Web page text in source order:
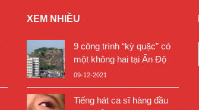
XEM NHIỀU
9 công trình “kỳ quặc” có
một không hai tại Ấn Độ
09-12-2021
Tiếng hát ca sĩ hàng đầu